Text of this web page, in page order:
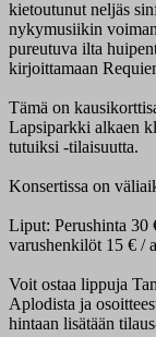
kietoutunut neljäs
nykymusiikin
pureutuva ilta
kirjoittamaan
Tämä on
Lapsiparkki alkaen
tutuiksi -tilaisuutta.
Konsertissa on
Liput: Perushinta 30
varushenkilöt 15 € /
Voit ostaa lippuja
Aplodista ja
hintaan lisätään